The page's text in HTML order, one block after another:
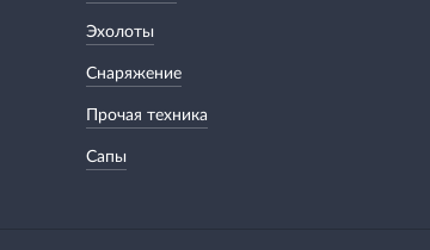
Эхолоты
Снаряжение
Прочая техника
Сапы